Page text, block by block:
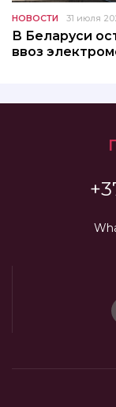
НОВОСТИ 31 июля
В Беларуси
ввоз